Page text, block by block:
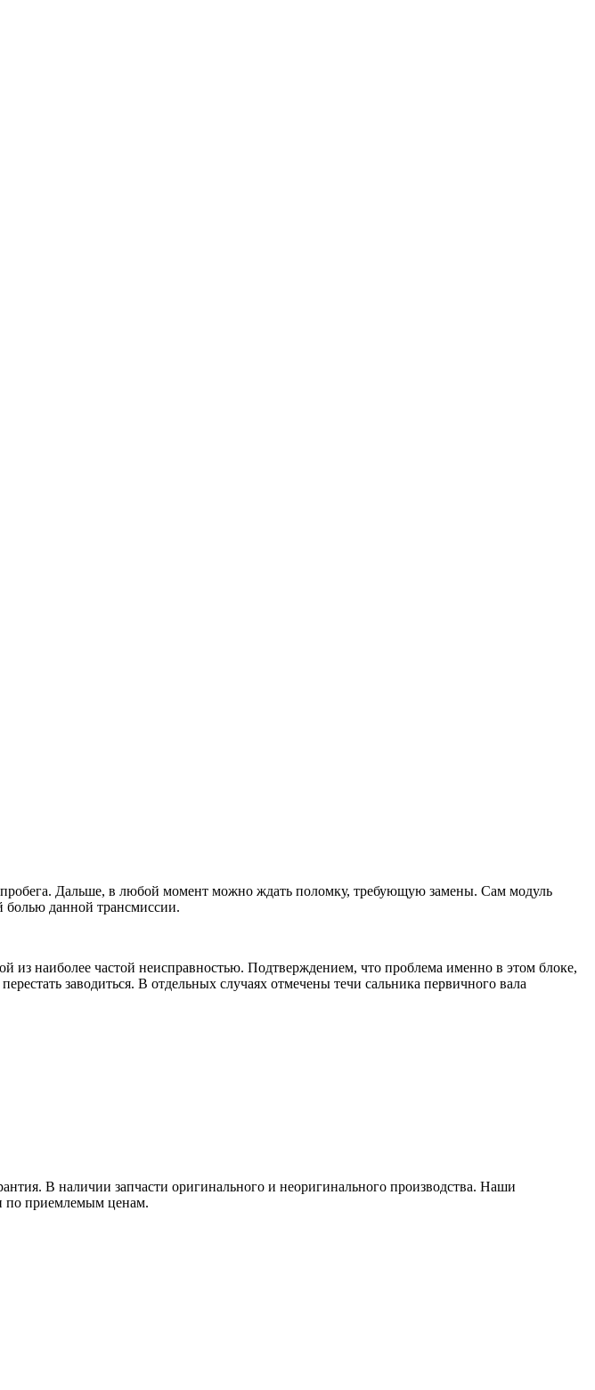
Дальше, в любой момент можно ждать поломку, требующую замены. Сам модуль
болью данной трансмиссии.
из наиболее частой неисправностью. Подтверждением, что проблема именно в этом блоке,
заводиться. В отдельных случаях отмечены течи сальника первичного вала
В наличии запчасти оригинального и неоригинального производства. Наши
по приемлемым ценам.